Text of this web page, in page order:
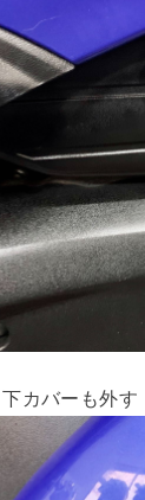
カバーも外す